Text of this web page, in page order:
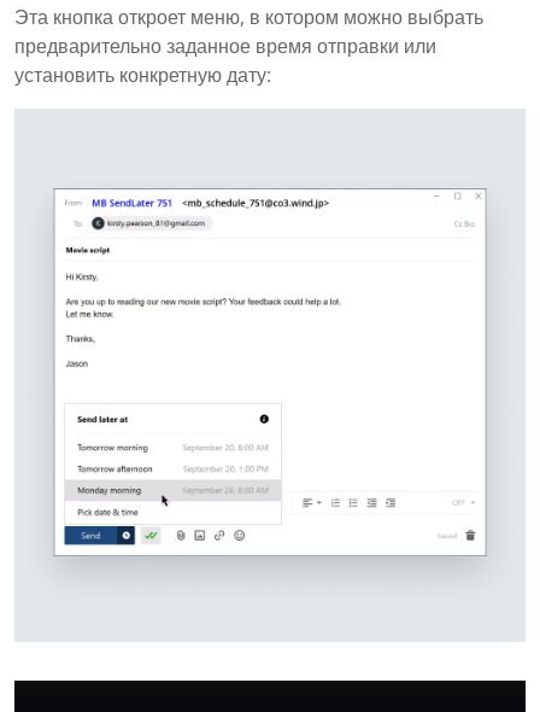
Эта кнопка откроет меню, в котором можно выбрать
предварительно заданное время отправки или
установить конкретную дату: